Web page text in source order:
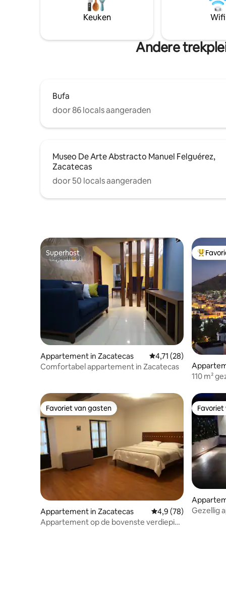
Keuken Wifi
Andere
Bufa
door 86 locals aangeraden
Museo De Arte Abstracto Manuel Felguérez,
Zacatecas
door 50 locals aangeraden
Superhost
Superhost
Appartement in Zacatecas Gemiddelde
4,71 (28)
Comfortabel appartement in Zacatecas
110 m²
Favoriet van gasten
Favoriet van gasten
Appartement in Zacatecas Gemiddelde
4,9 (78)
Appartement op de bovenste verdieping
Gezellig